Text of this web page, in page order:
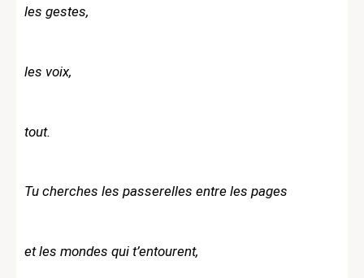
les gestes,
les voix,
tout.
Tu cherches les passerelles entre les pages
et les mondes qui t’entourent,